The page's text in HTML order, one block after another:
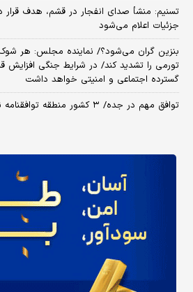
تسنیم: منشأ صدای انفجار در قشم، هدف
جزئیات اعلام می‌شود
بنزین گران می‌شود؟/ نماینده مجلس: هر شوک
تورمی را تشدید کند/ در شرایط جنگی افزایش
گسترده اجتماعی و امنیتی خواهد داشت
توافق مهم در جده/ ۳ کشور منطقه توافقنامه نظامی امضا می‌کنند